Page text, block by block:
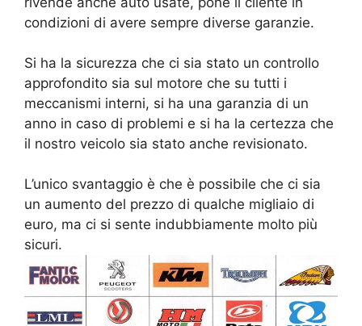
condizioni di avere sempre diverse garanzie.
Si ha la sicurezza che ci sia stato un controllo
approfondito sia sul motore che su tutti i
meccanismi interni, si ha una garanzia di un
anno in caso di problemi e si ha la certezza che
il nostro veicolo sia stato anche revisionato.
L’unico svantaggio è che è possibile che ci sia
un aumento del prezzo di qualche migliaio di
euro, ma ci si sente indubbiamente molto più
sicuri.